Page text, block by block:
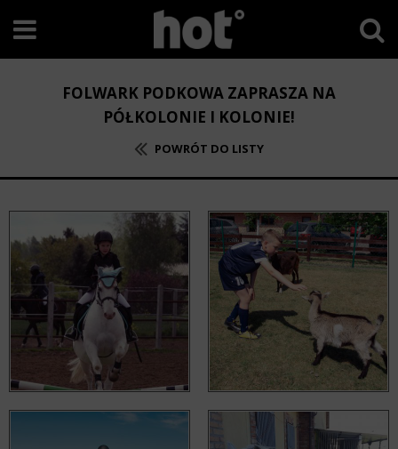
FOLWARK PODKOWA ZAPRASZA NA
PÓŁKOLONIE I KOLONIE!
POWRÓT DO LISTY